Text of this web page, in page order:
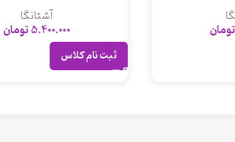
تومان
آشتانگا
5.400.000تومان
ثبت نام کلاس